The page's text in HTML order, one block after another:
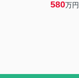
580万円